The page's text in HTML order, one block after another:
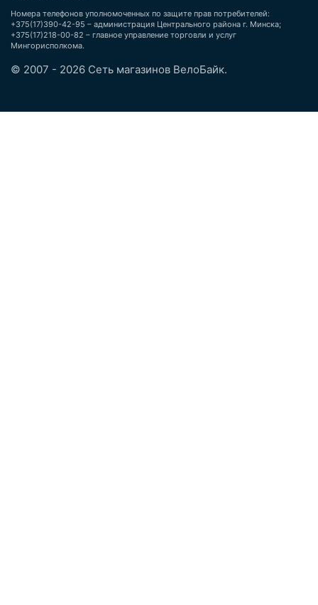
Номера телефонов уполномоченных по защите прав потребителей:
+375(17)390-42-95 – администрация Центрального района г. Минска;
+375(17)218-00-82 – главное управление торговли и услуг
Мингорисполкома.
© 2007 - 2026 Сеть магазинов ВелоБайк.